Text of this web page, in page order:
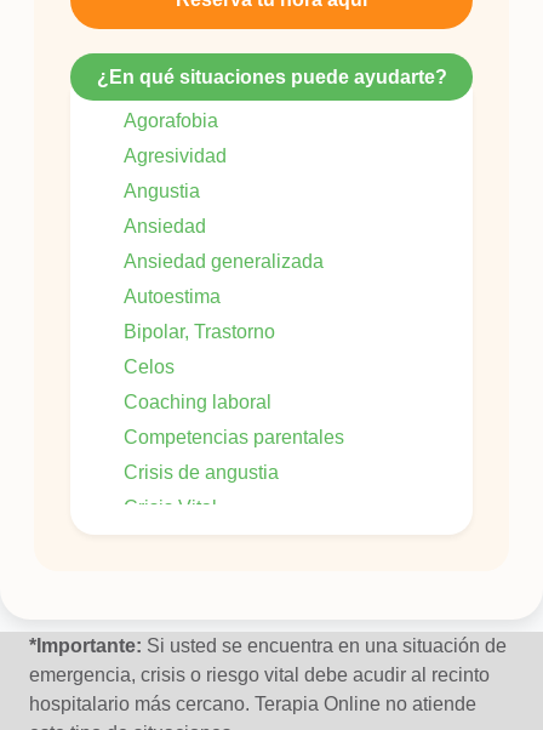
¿En qué situaciones puede ayudarte?
Agorafobia
Agresividad
Angustia
Ansiedad
Ansiedad generalizada
Autoestima
Bipolar, Trastorno
Celos
Coaching laboral
Competencias parentales
Crisis de angustia
Crisis Vital
Duelo
Fobia
Fobia social
*Importante: Si usted se encuentra en una situación de
emergencia, crisis o riesgo vital debe acudir al recinto
hospitalario más cercano. Terapia Online no atiende